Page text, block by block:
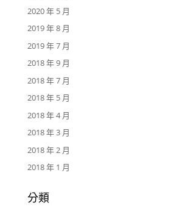
2020 年 5 月
2019 年 8 月
2019 年 7 月
2018 年 9 月
2018 年 7 月
2018 年 5 月
2018 年 4 月
2018 年 3 月
2018 年 2 月
2018 年 1 月
分類